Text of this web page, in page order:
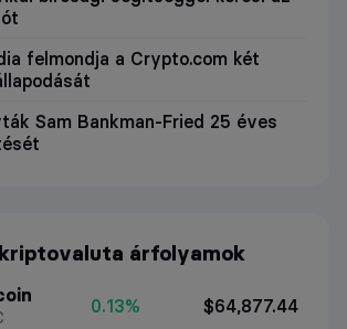
felmondja a Crypto.com két
Sam Bankman-Fried 25 éves
árfolyamok
0.13% $64,877.44